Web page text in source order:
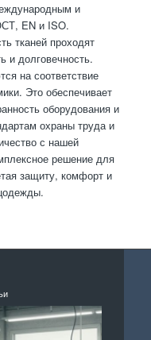
и
EN и ISO.
тканей проходят
и долговечность.
на соответствие
Это обеспечивает
оборудования и
охраны труда и
с нашей
решение для
защиту, комфорт и